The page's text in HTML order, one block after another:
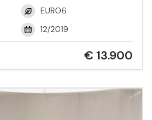
EURO6.
12/2019
€ 13.900